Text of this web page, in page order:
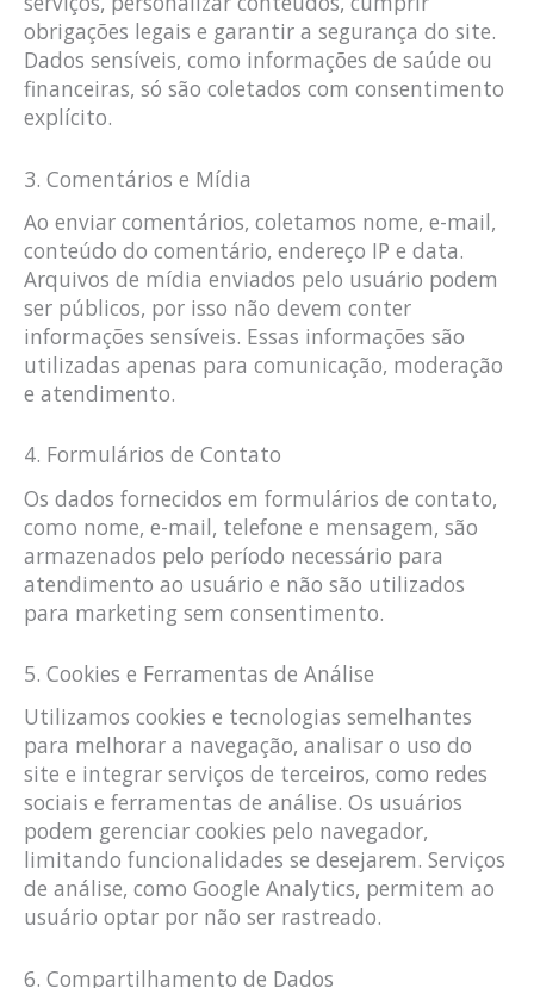
obrigações legais e garantir a segurança do site.
Dados sensíveis, como informações de saúde ou
financeiras, só são coletados com consentimento
explícito.
3. Comentários e Mídia
Ao enviar comentários, coletamos nome, e-mail,
conteúdo do comentário, endereço IP e data.
Arquivos de mídia enviados pelo usuário podem
ser públicos, por isso não devem conter
informações sensíveis. Essas informações são
utilizadas apenas para comunicação, moderação
e atendimento.
4. Formulários de Contato
Os dados fornecidos em formulários de contato,
como nome, e-mail, telefone e mensagem, são
armazenados pelo período necessário para
atendimento ao usuário e não são utilizados
para marketing sem consentimento.
5. Cookies e Ferramentas de Análise
Utilizamos cookies e tecnologias semelhantes
para melhorar a navegação, analisar o uso do
site e integrar serviços de terceiros, como redes
sociais e ferramentas de análise. Os usuários
podem gerenciar cookies pelo navegador,
limitando funcionalidades se desejarem. Serviços
de análise, como Google Analytics, permitem ao
usuário optar por não ser rastreado.
6. Compartilhamento de Dados